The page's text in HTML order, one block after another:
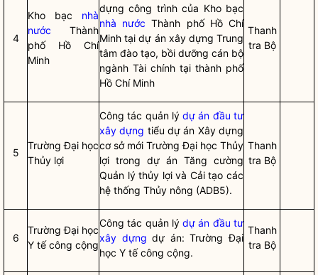
4
Kho bạc nhà
nước Thành
phố Hồ Chí
Minh
dựng công trình của Kho bạc
nhà nước Thành phố Hồ Chí
Minh tại dự án xây dựng Trung
tâm đào tạo, bồi dưỡng cán bộ
ngành Tài chính tại thành phố
Hồ Chí Minh
Thanh
tra Bộ
5
Trường Đại học
Thủy lợi
Công tác quản lýdự án đầu tư
xây dựng tiểu dự án Xây dựng
cơ sở mới Trường Đại học Thủy
lợi trong dự án Tăng cường
Quản lý thủy lợi và Cải tạo các
hệ thống Thủy nông (ADB5).
Thanh
tra Bộ
6
Trường Đại học
Y tế công cộng
Công tác quản lýdự án đầu tư
xây dựng dự án: Trường Đại
học Y tế công cộng.
Thanh
tra Bộ